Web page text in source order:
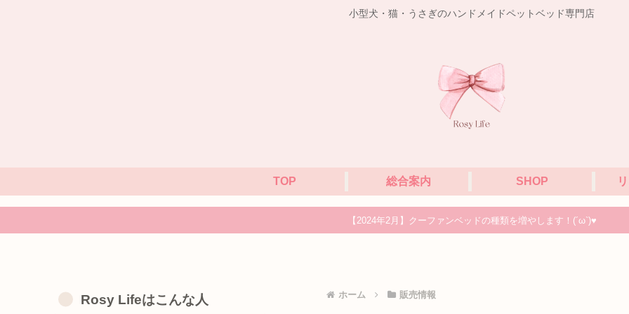
小型犬・猫・うさぎのハンドメイドペットベッド専門店
TOP 総合案内 SHOP
【2024年2月】クーファンベッドの種類を増やします！(´ω`)♥
ホーム 販売情報
Rosy Lifeはこんな人